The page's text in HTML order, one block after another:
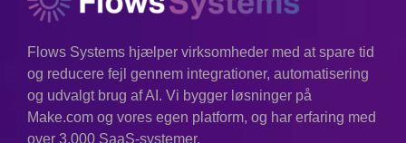
Flows Systems hjælper virksomheder med at spare tid
og reducere fejl gennem integrationer, automatisering
og udvalgt brug af AI. Vi bygger løsninger på
Make.com og vores egen platform, og har erfaring med
over 3.000 SaaS-systemer.